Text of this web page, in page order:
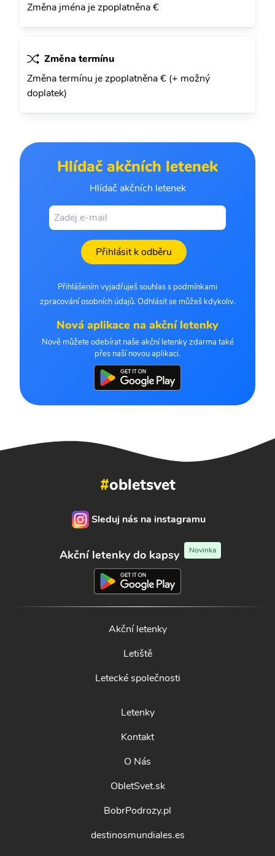
Změna jména je zpoplatněna €
Změna termínu
Změna termínu je zpoplatněna € (+ možný
doplatek)
Hlídač akčních letenek
Hlídač akčních letenek
Přihlásit k odběru
Přihlášením vyjadřuješ souhlas s podmínkami
zpracování osobních údajů. Odhlásit se můžeš kdykoliv.
Nová aplikace na akční letenky
Nově můžete odebírat naše akční letenky zdarma také
přes naší novou aplikaci.
#obletsvet
Sleduj nás na instagramu
Akční letenky do kapsy Novinka
Akční letenky
Letiště
Letecké společnosti
Letenky
Kontakt
O Nás
ObletSvet.sk
BobrPodrozy.pl
destinosmundiales.es